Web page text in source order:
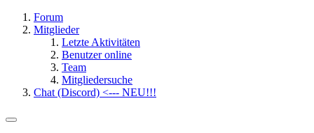
Forum
Mitglieder
Letzte Aktivitäten
Benutzer online
Team
Mitgliedersuche
Chat (Discord) <--- NEU!!!